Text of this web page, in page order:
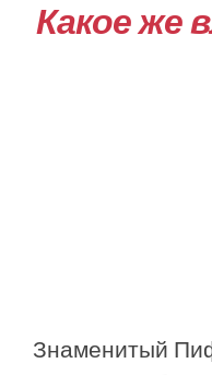
Какое же
Знаменитый